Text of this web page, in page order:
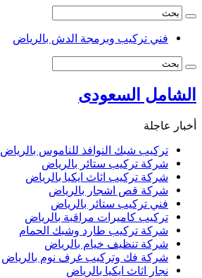
فني تركيب وبرمجة الدش بالرياض
الشامل السعودى
أخبار عاجلة
تركيب شبك النوافذ للناموس بالرياض
شركة تركيب ستائر بالرياض
شركة تركيب اثاث ايكيا بالرياض
شركة قص اشجار بالرياض
فني تركيب ستائر بالرياض
تركيب كاميرات مراقبة بالرياض
شركة تركيب طارد وشبك الحمام
شركة تنظيف خيام بالرياض
شركة فك وتركيب غرف نوم بالرياض
نجار اثاث ايكيا بالرياض